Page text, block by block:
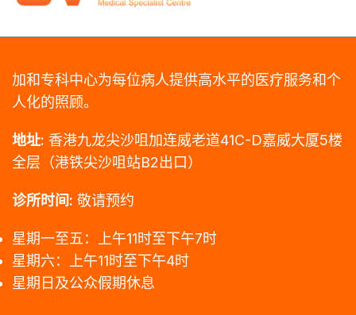
加和专科中心为每位病人提供高水平的医疗服务和个
人化的照顾。
地址: 香港九龙尖沙咀加连威老道41C-D嘉威大厦5楼
全层（港铁尖沙咀站B2出口）
诊所时间: 敬请预约
星期一至五：上午11时至下午7时
星期六：上午11时至下午4时
星期日及公众假期休息